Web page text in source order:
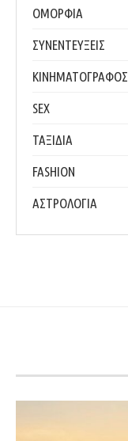
ΟΜΟΡΦΙΑ
ΣΥΝΕΝΤΕΥΞΕΙΣ
ΚΙΝΗΜΑΤΟΓΡΑΦΟΣ
SEX
ΤΑΞΙΔΙΑ
FASHION
ΑΣΤΡΟΛΟΓΙΑ